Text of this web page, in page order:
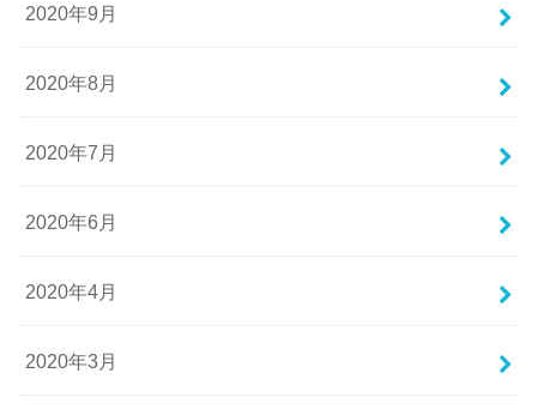
2020年9月
2020年8月
2020年7月
2020年6月
2020年4月
2020年3月